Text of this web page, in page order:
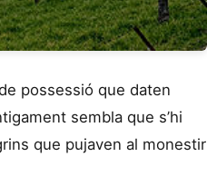
possessió que daten
sembla que s’hi
que pujaven al monestir